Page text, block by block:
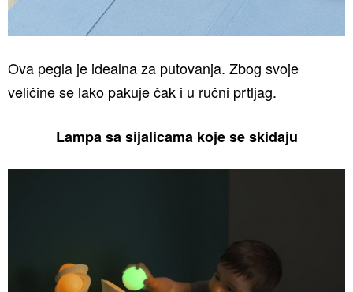
Ova pegla je idealna za putovanja. Zbog svoje
veličine se lako pakuje čak i u ručni prtljag.
Lampa sa sijalicama koje se skidaju